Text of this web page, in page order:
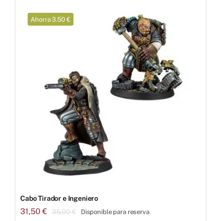
Ahorra 3.50 €
Cabo Tirador e Ingeniero
35,00€El
31,50€
ElDisponible para reserva